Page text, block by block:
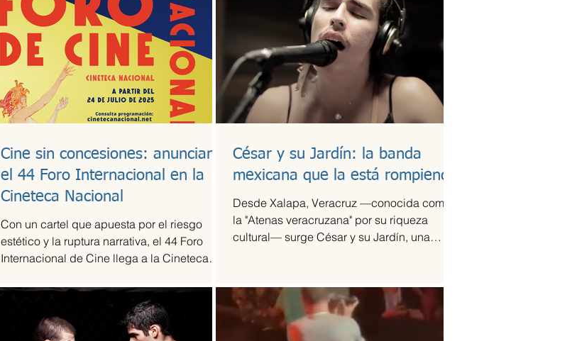
potencia característica del grupo.
Cine sin concesiones: anuncian
el 44 Foro Internacional en la
Cineteca Nacional
Con un cartel que apuesta por el riesgo
estético y la ruptura narrativa, el 44 Foro
Internacional de Cine llega a la Cineteca
sólidos para el cine de vanguardia.
César y su Jardín: la banda
mexicana que la está rompiendo
Desde Xalapa, Veracruz —conocida como
la "Atenas veracruzana" por su riqueza
cultural— surge César y su Jardín, una
música de fusión.